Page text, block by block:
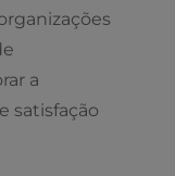
a
satisfação